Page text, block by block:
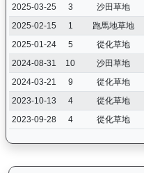
2025-03-25
3 沙田草地
2025-02-15
1 跑馬地草地
2025-01-24
5 從化草地
2024-08-31
10 沙田草地
2024-03-21
9 從化草地
2023-10-13
4 從化草地
2023-09-28
4 從化草地